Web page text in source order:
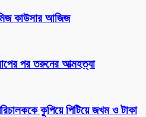
কাউসার আজিজ
পর তরুনের আত্মহত্যা
কুপিয়ে পিটিয়ে জখম ও টাকা